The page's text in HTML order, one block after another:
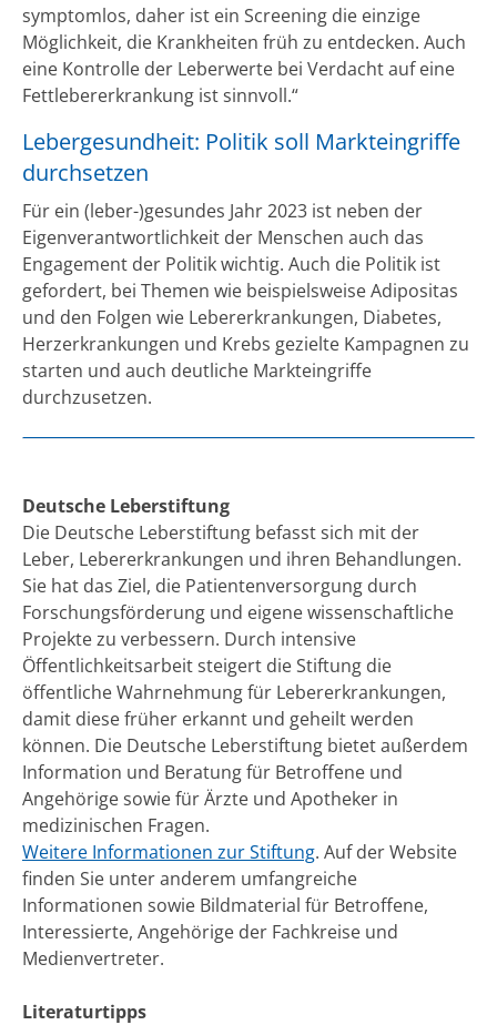
symptomlos, daher ist ein Screening die einzige
Möglichkeit, die Krankheiten früh zu entdecken. Auch
eine Kontrolle der Leberwerte bei Verdacht auf eine
Fettlebererkrankung ist sinnvoll.“
Lebergesundheit: Politik soll Markteingriffe
durchsetzen
Für ein (leber-)gesundes Jahr 2023 ist neben der
Eigenverantwortlichkeit der Menschen auch das
Engagement der Politik wichtig. Auch die Politik ist
gefordert, bei Themen wie beispielsweise Adipositas
und den Folgen wie Lebererkrankungen, Diabetes,
Herzerkrankungen und Krebs gezielte Kampagnen zu
starten und auch deutliche Markteingriffe
durchzusetzen.
Deutsche Leberstiftung
Die Deutsche Leberstiftung befasst sich mit der
Leber, Lebererkrankungen und ihren Behandlungen.
Sie hat das Ziel, die Patientenversorgung durch
Forschungsförderung und eigene wissenschaftliche
Projekte zu verbessern. Durch intensive
Öffentlichkeitsarbeit steigert die Stiftung die
öffentliche Wahrnehmung für Lebererkrankungen,
damit diese früher erkannt und geheilt werden
können. Die Deutsche Leberstiftung bietet außerdem
Information und Beratung für Betroffene und
Angehörige sowie für Ärzte und Apotheker in
medizinischen Fragen.
Weitere Informationen zur Stiftung. Auf der Website
finden Sie unter anderem umfangreiche
Informationen sowie Bildmaterial für Betroffene,
Interessierte, Angehörige der Fachkreise und
Medienvertreter.
Literaturtipps